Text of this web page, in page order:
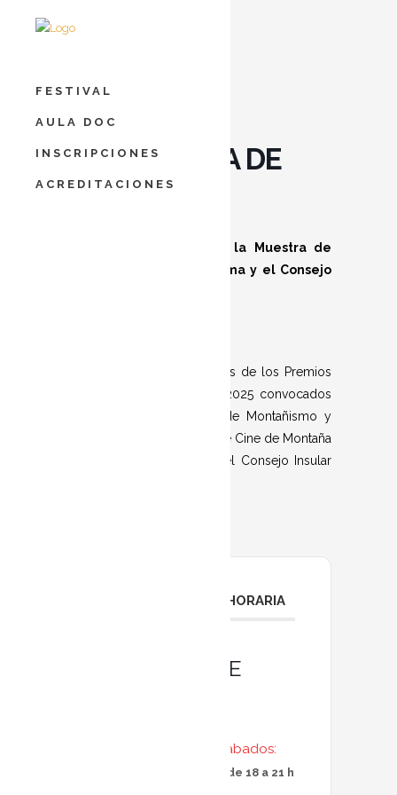
FESTIVAL
AULA DOC
INSCRIPCIONES
ACREDITACIONES
PREMIOS DE
FOTOGRAFÍA DE
MONTAÑA
Con la colaboración de la Muestra de
Cine de Montaña de Palma y el Consejo
Exposición de las fotografías de los Premios
de Fotografía de Montaña 2025 convocados
por la Federación Balear de Montañismo y
Escalada y por la Muestra de Cine de Montaña
de Palma, con el apoyo del Consejo Insular
PROGRAMACIÓN HORARIA
HORARIOS DE
De lunes a sábados:
De 10 a 13 h y de 18 a 21 h